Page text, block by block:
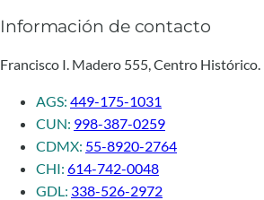
Información de contacto
Francisco I. Madero 555, Centro Histórico.
AGS: 449-175-1031
CUN: 998-387-0259
CDMX: 55-8920-2764
CHI: 614-742-0048
GDL: 338-526-2972